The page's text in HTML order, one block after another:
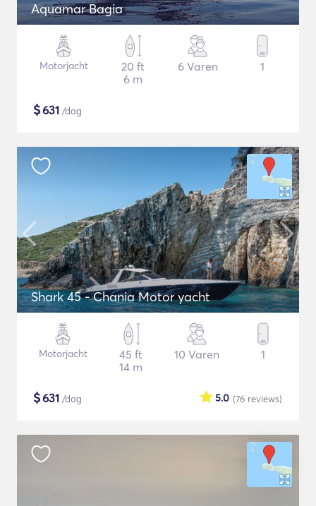
Aquamar Bagia
Motorjacht
20 ft
6 m
6 Varen 1
$631 /dag
Shark 45 - Chania Motor yacht
Motorjacht
45 ft
14 m
10 Varen 1
$631 /dag (76 reviews)
5.0